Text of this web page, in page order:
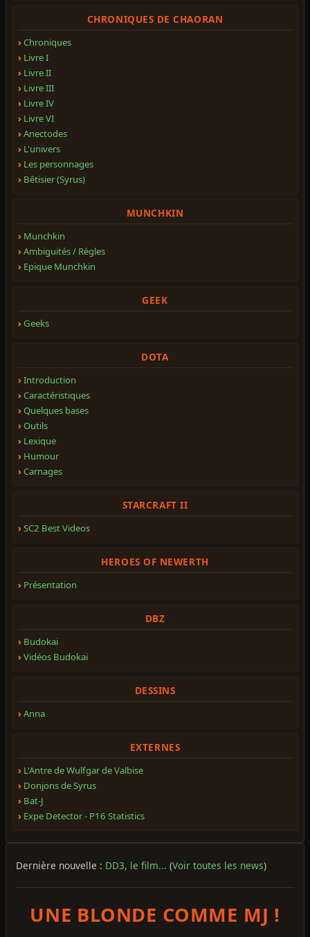
CHRONIQUES DE CHAORAN
Chroniques
Livre I
Livre II
Livre III
Livre IV
Livre VI
Anectodes
L'univers
Les personnages
Bêtisier (Syrus)
MUNCHKIN
Munchkin
Ambiguités / Règles
Epique Munchkin
GEEK
Geeks
DOTA
Introduction
Caractéristiques
Quelques bases
Outils
Lexique
Humour
Carnages
STARCRAFT II
SC2 Best Videos
HEROES OF NEWERTH
Présentation
DBZ
Budokai
Vidéos Budokai
DESSINS
Anna
EXTERNES
L'Antre de Wulfgar de Valbise
Donjons de Syrus
Bat-J
Expe Detector - P16 Statistics
Dernière nouvelle : DD3, le film... (Voir toutes les news)
UNE BLONDE COMME MJ !